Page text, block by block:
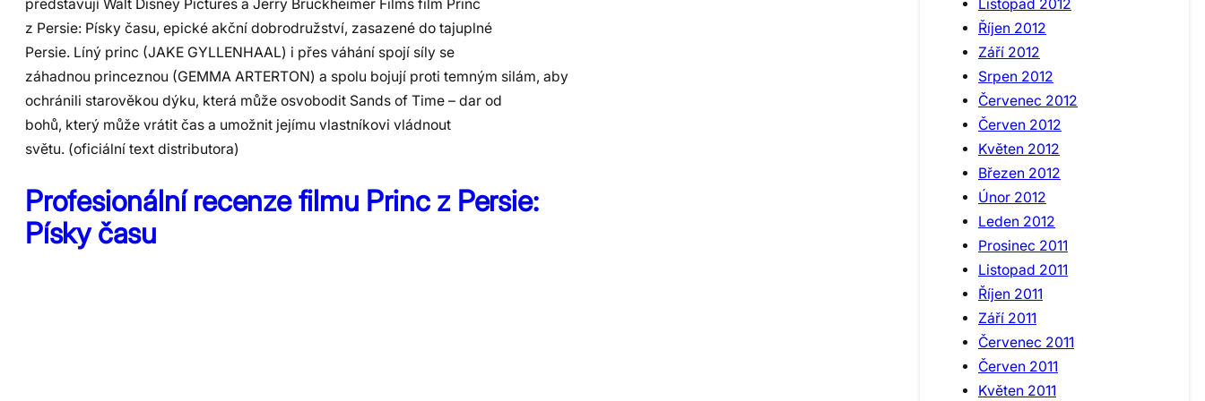
představují Walt Disney Pictures a Jerry Bruckheimer Films film Princ
z Persie: Písky času, epické akční dobrodružství, zasazené do tajuplné
Persie. Líný princ (JAKE GYLLENHAAL) i přes váhání spojí síly se
záhadnou princeznou (GEMMA ARTERTON) a spolu bojují proti temným silám, aby
ochránili starověkou dýku, která může osvobodit Sands of Time – dar od
bohů, který může vrátit čas a umožnit jejímu vlastníkovi vládnout
světu. (oficiální text distributora)
Profesionální recenze filmu Princ z Persie:
Písky času
Listopad 2012
Říjen 2012
Září 2012
Srpen 2012
Červenec 2012
Červen 2012
Květen 2012
Březen 2012
Únor 2012
Leden 2012
Prosinec 2011
Listopad 2011
Říjen 2011
Září 2011
Červenec 2011
Červen 2011
Květen 2011